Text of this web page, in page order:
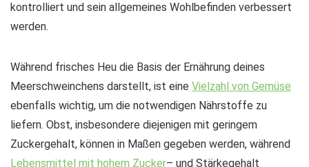
kontrolliert und sein allgemeines Wohlbefinden verbessert
werden.
Während frisches Heu die Basis der Ernährung deines
Meerschweinchens darstellt, ist eine Vielzahl von Gemüse
ebenfalls wichtig, um die notwendigen Nährstoffe zu
liefern. Obst, insbesondere diejenigen mit geringem
Zuckergehalt, können in Maßen gegeben werden, während
Lebensmittel mit hohem Zucker– und Stärkegehalt